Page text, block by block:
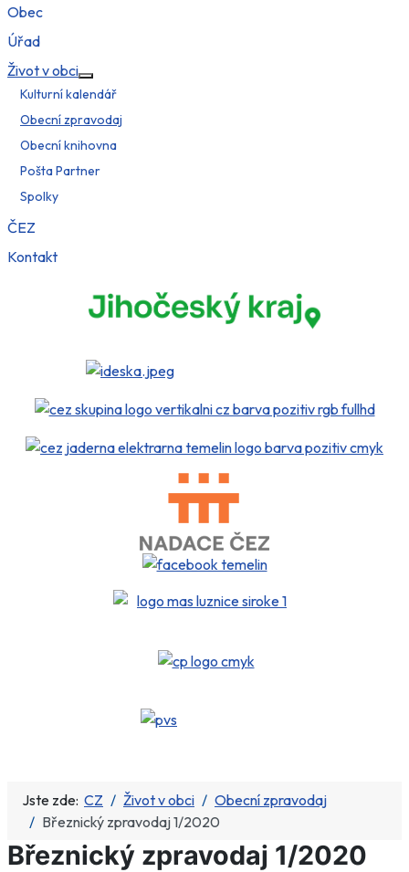
Obec
Úřad
Život v obci
Více o: Život v obci
Kulturní kalendář
Obecní zpravodaj
Obecní knihovna
Pošta Partner
Spolky
ČEZ
Kontakt
Jste zde: CZ Život v obci
Obecní zpravodaj
Březnický zpravodaj 1/2020
Březnický zpravodaj 1/2020